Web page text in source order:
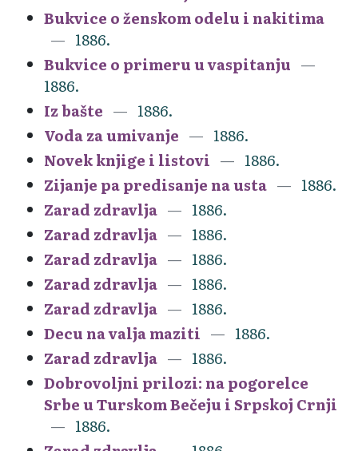
Bukvice o ženskom odelu i nakitima
1886.
Bukvice o primeru u vaspitanju
1886.
Iz bašte
1886.
Voda za umivanje
1886.
Novek knjige i listovi
1886.
Zijanje pa predisanje na usta
1886.
Zarad zdravlja
1886.
Zarad zdravlja
1886.
Zarad zdravlja
1886.
Zarad zdravlja
1886.
Zarad zdravlja
1886.
Decu na valja maziti
1886.
Zarad zdravlja
1886.
Dobrovoljni prilozi: na pogorelce
Srbe u Turskom Bečeju i Srpskoj Crnji
1886.